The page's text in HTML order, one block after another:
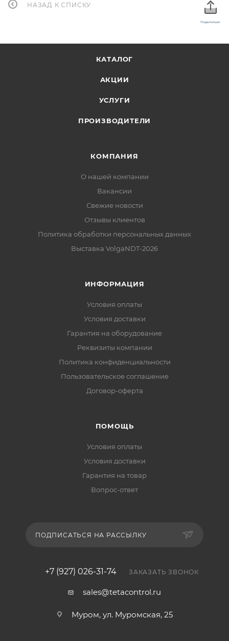
НАЗАД К СПИСКУ
Поделиться:
КАТАЛОГ
АКЦИИ
УСЛУГИ
ПРОИЗВОДИТЕЛИ
КОМПАНИЯ
О нашей компании
Вакансии
Свежие новости
Отзывы клиентов
Политика обработки персональных данных
Выставка VolgaNDT-2026
ИНФОРМАЦИЯ
Условия оплаты
Условия доставки
Гарантия на оборудование
Реквизиты компании
Политика конфиденциальности
Пользовательское соглашение
Договор-оферта
ПОМОЩЬ
Условия оплаты
Условия доставки
Гарантия на товар
Вопрос-ответ
ПОДПИСАТЬСЯ НА РАССЫЛКУ
+7 (927) 026-31-74 ЗАКАЗАТЬ ЗВОНОК
sales@tetacontrol.ru
Муром, ул. Муромская, 25